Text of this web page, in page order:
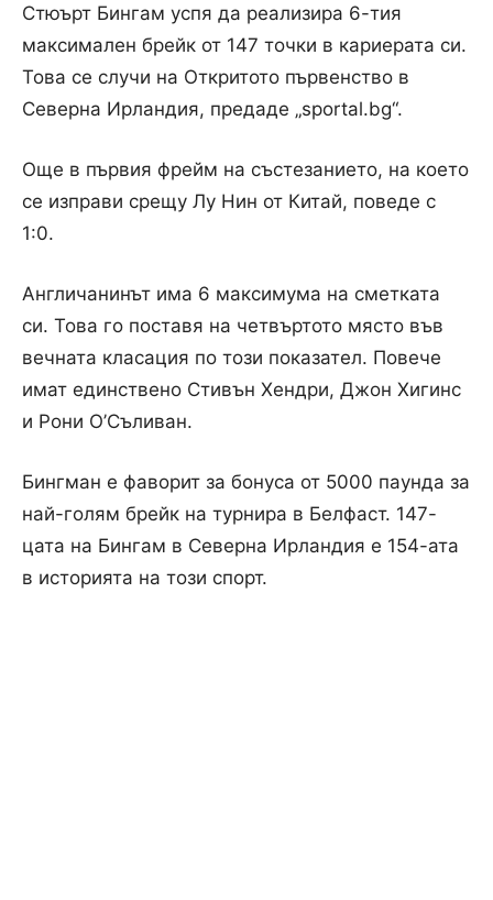
Стюърт Бингам успя да реализира 6-тия
максимален брейк от 147 точки в кариерата си.
Това се случи на Откритото първенство в
Северна Ирландия, предаде „sportal.bg“.
Още в първия фрейм на състезанието, на което
се изправи срещу Лу Нин от Китай, поведе с
1:0.
Англичанинът има 6 максимума на сметката
си. Това го поставя на четвъртото място във
вечната класация по този показател. Повече
имат единствено Стивън Хендри, Джон Хигинс
и Рони О’Съливан.
Бингман е фаворит за бонуса от 5000 паунда за
най-голям брейк на турнира в Белфаст. 147-
цата на Бингам в Северна Ирландия е 154-ата
в историята на този спорт.